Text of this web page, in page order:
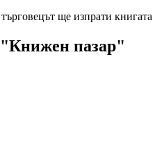
ще изпрати книгата
пазар"